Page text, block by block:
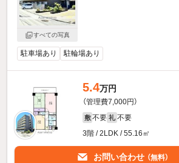
すべての写真
駐車場あり 駐輪場あり
5.4万円
（管理費7,000円）
敷 不要 礼 不要
3階 / 2LDK / 55.16㎡
お問い合わせ （無料）